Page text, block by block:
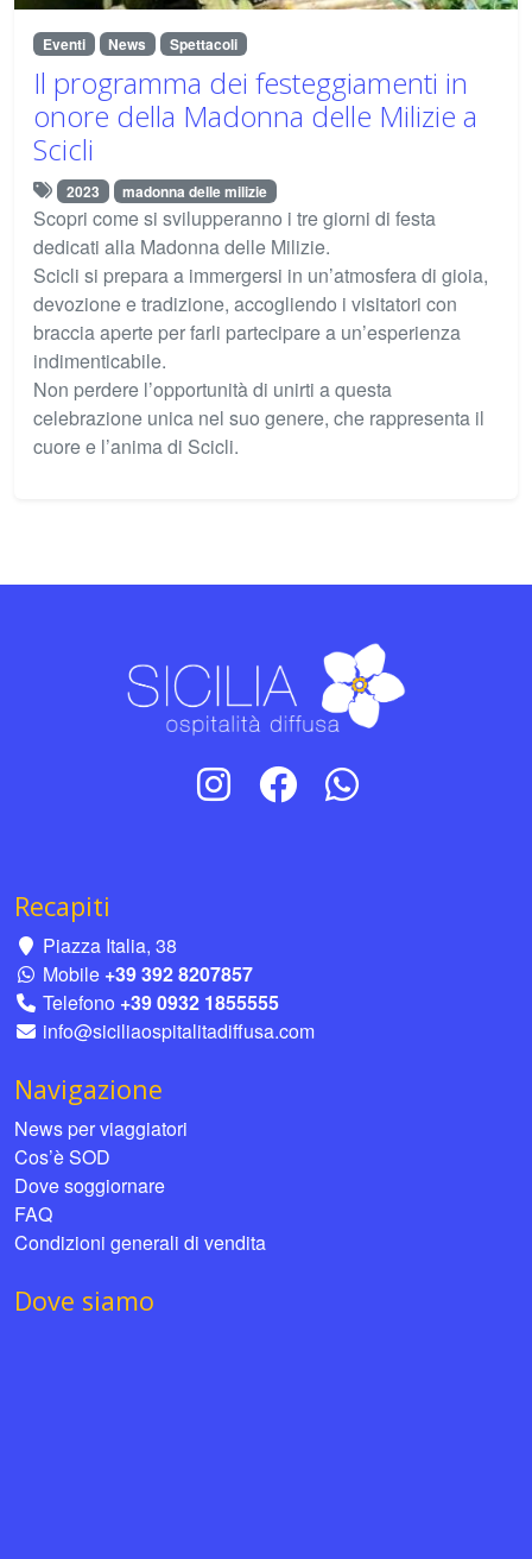
Eventi News Spettacoli
Il programma dei festeggiamenti in
onore della Madonna delle Milizie a
Scicli
2023 madonna delle milizie
Scopri come si svilupperanno i tre giorni di festa
dedicati alla Madonna delle Milizie.
Scicli si prepara a immergersi in un’atmosfera di gioia,
devozione e tradizione, accogliendo i visitatori con
braccia aperte per farli partecipare a un’esperienza
indimenticabile.
Non perdere l’opportunità di unirti a questa
celebrazione unica nel suo genere, che rappresenta il
cuore e l’anima di Scicli.
Recapiti
Piazza Italia, 38
Mobile +39 392 8207857
Telefono +39 0932 1855555
info@siciliaospitalitadiffusa.com
Navigazione
News per viaggiatori
Cos’è SOD
Dove soggiornare
FAQ
Condizioni generali di vendita
Dove siamo